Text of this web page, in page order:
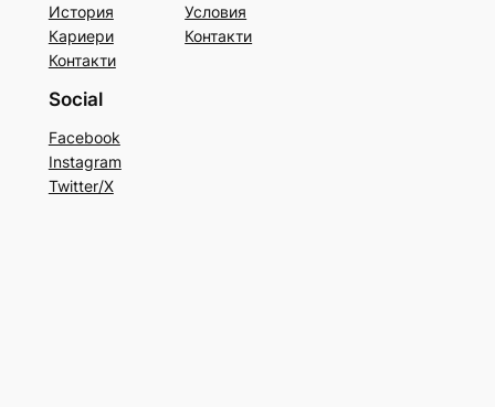
История
Кариери
Контакти
Условия
Контакти
Social
Facebook
Instagram
Twitter/X